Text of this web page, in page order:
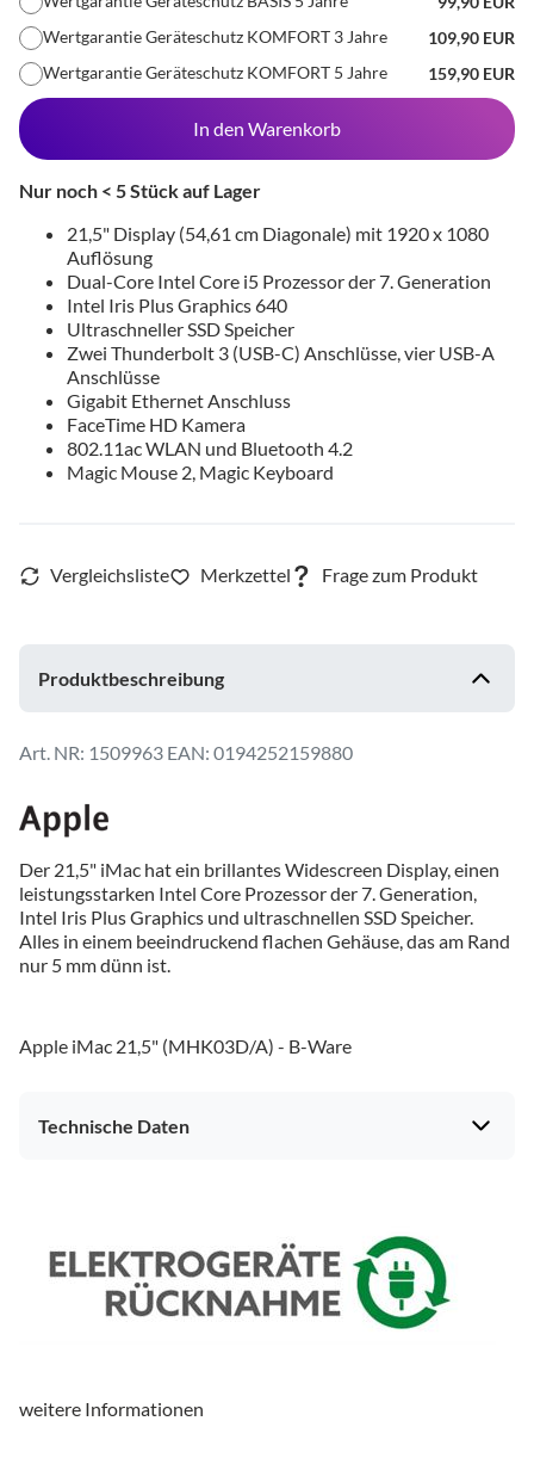
Wertgarantie Geräteschutz KOMFORT 3 Jahre
109,90 EUR
Wertgarantie Geräteschutz KOMFORT 5 Jahre
159,90 EUR
In den Warenkorb
Nur noch < 5 Stück auf Lager
21,5" Display (54,61 cm Diagonale) mit 1920 x 1080
Auflösung
Dual-Core Intel Core i5 Prozessor der 7. Generation
Intel Iris Plus Graphics 640
Ultraschneller SSD Speicher
Zwei Thunderbolt 3 (USB-C) Anschlüsse, vier USB-A
Anschlüsse
Gigabit Ethernet Anschluss
FaceTime HD Kamera
802.11ac WLAN und Bluetooth 4.2
Magic Mouse 2, Magic Keyboard
Produktbeschreibung
1509963 EAN: 0194252159880
Der 21,5" iMac hat ein brillantes Widescreen Display, einen
leistungsstarken Intel Core Prozessor der 7. Generation,
Intel Iris Plus Graphics und ultraschnellen SSD Speicher.
Alles in einem beeindruckend flachen Gehäuse, das am Rand
nur 5 mm dünn ist.
Apple iMac 21,5" (MHK03D/A) - B-Ware
Technische Daten
Arbeitsspeicher (GB)
8
weitere Informationen